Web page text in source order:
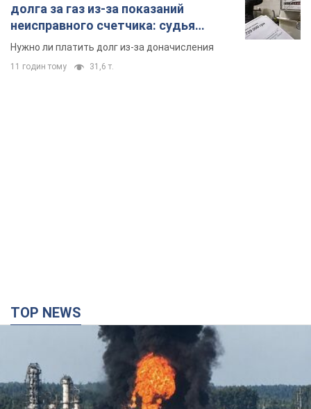
долга за газ из-за показаний
неисправного счетчика: судья
вынес неожиданное решение
Нужно ли платить долг из-за доначисления
11 годин тому 31,6 т.
TOP NEWS